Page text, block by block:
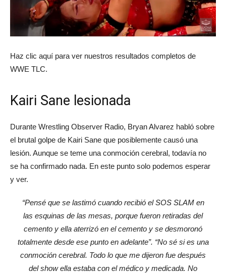
Haz clic aquí para ver nuestros resultados completos de
WWE TLC.
Kairi Sane lesionada
Durante Wrestling Observer Radio, Bryan Alvarez habló sobre
el brutal golpe de Kairi Sane que posiblemente causó una
lesión. Aunque se teme una conmoción cerebral, todavía no
se ha confirmado nada. En este punto solo podemos esperar
y ver.
“Pensé que se lastimó cuando recibió el SOS SLAM en
las esquinas de las mesas, porque fueron retiradas del
cemento y ella aterrizó en el cemento y se desmoronó
totalmente desde ese punto en adelante”. “No sé si es una
conmoción cerebral. Todo lo que me dijeron fue después
del show ella estaba con el médico y medicada. No